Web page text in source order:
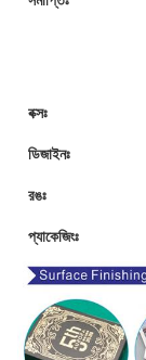
বক্সঃ
ডিজাইনঃ
রঙঃ
প্যাকেজিংঃ